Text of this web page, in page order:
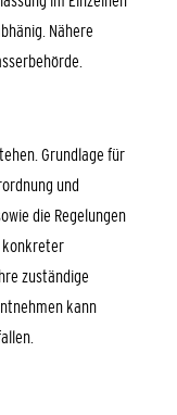
Nähere
Grundlage für
und
die Regelungen
konkreter
zuständige
kann